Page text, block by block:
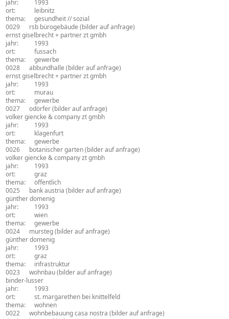
jahr:
1993
ort:
leibnitz
thema:
gesundheit // sozial
0029
rsb bürogebäude (bilder auf anfrage)
architekturbüro:
ernst giselbrecht + partner zt gmbh
jahr:
1993
ort:
fussach
thema:
gewerbe
0028
abbundhalle (bilder auf anfrage)
architekturbüro:
ernst giselbrecht + partner zt gmbh
jahr:
1993
ort:
murau
thema:
gewerbe
0027
odörfer(bilder auf anfrage)
architekturbüro:
volker giencke & company zt gmbh
jahr:
1993
ort:
klagenfurt
thema:
gewerbe
0026
botanischer garten(bilder auf anfrage)
architekturbüro:
volker giencke & company zt gmbh
jahr:
1993
ort:
graz
thema:
öffentlich
0025
bank austria (bilder auf anfrage)
architekturbüro:
günther domenig
jahr:
1993
ort:
wien
thema:
gewerbe
0024
mursteg(bilder auf anfrage)
architekturbüro:
günther domenig
jahr:
1993
ort:
graz
thema:
infrastruktur
0023
wohnbau(bilder auf anfrage)
architekturbüro:
binder-lusser
jahr:
1993
ort:
st. margarethen bei knittelfeld
thema:
wohnen
0022
wohnbebauung casa nostra (bilder auf anfrage)